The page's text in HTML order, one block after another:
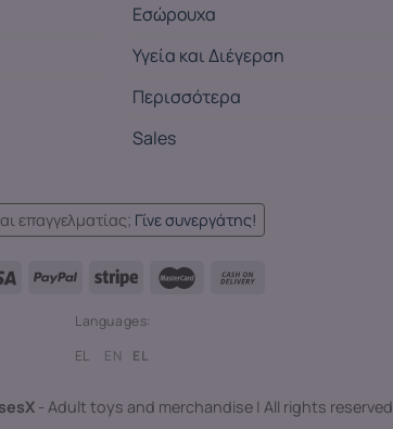
Εσώρουχα
Υγεία και Διέγερση
Περισσότερα
Sales
επαγγελματίας; Γίνε συνεργάτης!
Languages:
EL
EN EL
- Adult toys and merchandise | All rights reserved.